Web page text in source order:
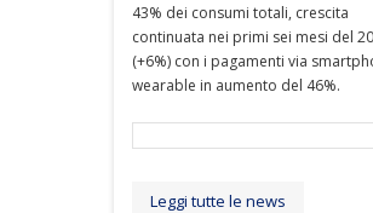
43% dei consumi totali, crescita
continuata nei primi sei mesi del
(+6%) con i pagamenti via
wearable in aumento del 46%.
Leggi tutte le news